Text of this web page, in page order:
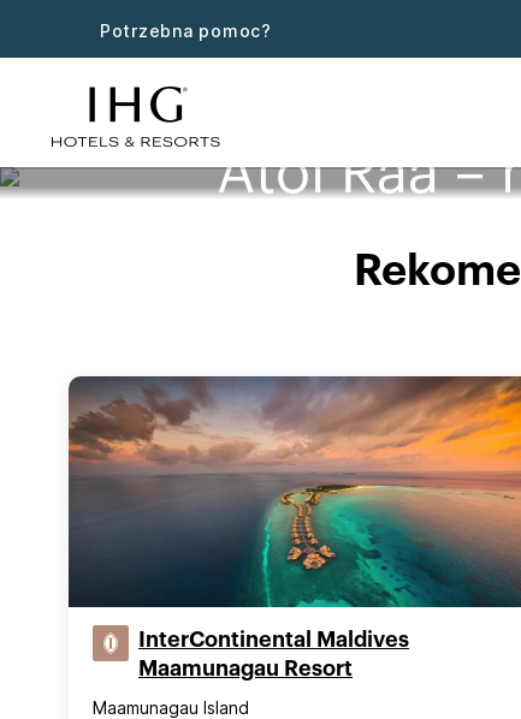
Potrzebna pomoc?
Atol Raa –
InterContinental Maldives
Maamunagau Resort
Maamunagau Island